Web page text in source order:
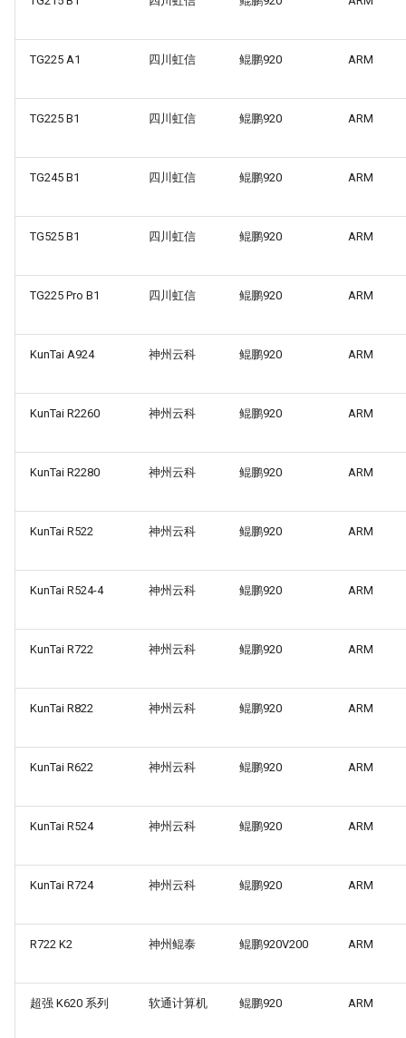
TG225 A1 四川虹信 鲲鹏920 ARM
TG225 B1 四川虹信 鲲鹏920 ARM
TG245 B1 四川虹信 鲲鹏920 ARM
TG525 B1 四川虹信 鲲鹏920 ARM
TG225 Pro B1 四川虹信 鲲鹏920 ARM
KunTai A924 神州云科 鲲鹏920 ARM
KunTai R2260 神州云科 鲲鹏920 ARM
KunTai R2280 神州云科 鲲鹏920 ARM
KunTai R522 神州云科 鲲鹏920 ARM
KunTai R524-4 神州云科 鲲鹏920 ARM
KunTai R722 神州云科 鲲鹏920 ARM
KunTai R822 神州云科 鲲鹏920 ARM
KunTai R622 神州云科 鲲鹏920 ARM
KunTai R524 神州云科 鲲鹏920 ARM
KunTai R724 神州云科 鲲鹏920 ARM
R722 K2 神州鲲泰 鲲鹏920V200 ARM
超强 K620 系列 软通计算机 鲲鹏920 ARM